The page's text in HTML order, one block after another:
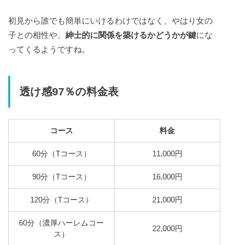
初見から誰でも簡単にいけるわけではなく、やはり女の
子との相性や、紳士的に関係を築けるかどうかが鍵にな
ってくるようですね。
透け感97％の料金表
コース 料金
60分（Tコース） 11,000円
90分（Tコース） 16,000円
120分（Tコース） 21,000円
60分（濃厚ハーレムコー
ス）
22,000円